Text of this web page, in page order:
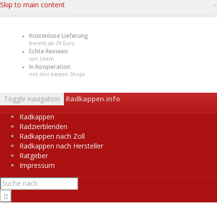
Skip to main content
Kostenlose Lieferung
bereits ab 29 Euro
Echte Reviews
von Usern
In Kooperation
mit den besten Shops
Toggle navigation
Radkappen.info
Radkappen
Radzierblenden
Radkappen nach Zoll
Radkappen nach Hersteller
Ratgeber
Impressum